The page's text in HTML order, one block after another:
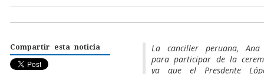
Compartir esta noticia
La canciller peruana,
para participar de la
ya que el Presdente